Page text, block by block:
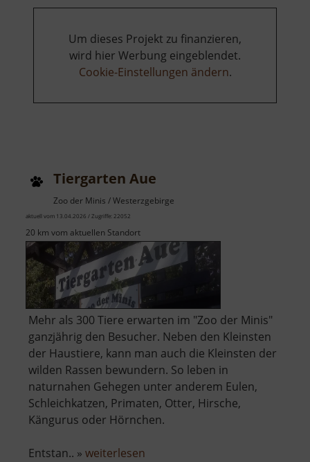
Um dieses Projekt zu finanzieren,
wird hier Werbung eingeblendet.
Cookie-Einstellungen ändern.
Tiergarten Aue
Zoo der Minis / Westerzgebirge
aktuell vom 13.04.2026 / Zugriffe: 22052
20 km vom aktuellen Standort
Mehr als 300 Tiere erwarten im "Zoo der Minis"
ganzjährig den Besucher. Neben den Kleinsten
der Haustiere, kann man auch die Kleinsten der
wilden Rassen bewundern. So leben in
naturnahen Gehegen unter anderem Eulen,
Schleichkatzen, Primaten, Otter, Hirsche,
Kängurus oder Hörnchen.
Entstan.. » weiterlesen